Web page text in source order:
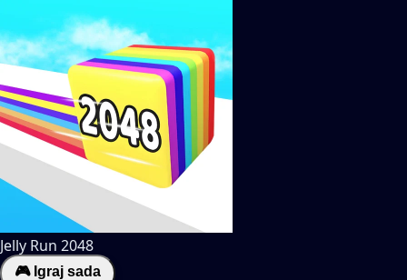
Jelly Run 2048
🎮 Igraj sada